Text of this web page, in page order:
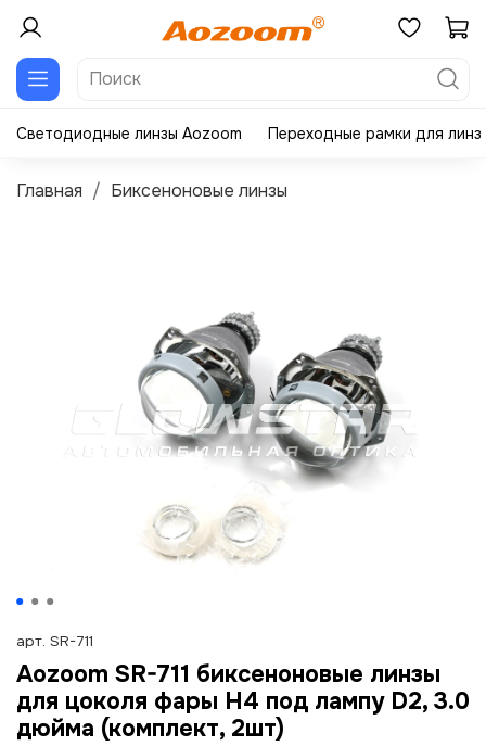
Светодиодные линзы Aozoom Переходные рамки для линз
Главная Биксеноновые линзы
арт. SR-711
Aozoom SR-711 биксеноновые линзы
для цоколя фары H4 под лампу D2, 3.0
дюйма (комплект, 2шт)